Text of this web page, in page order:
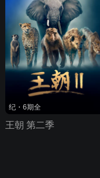
纪・6期全
王朝 第二季